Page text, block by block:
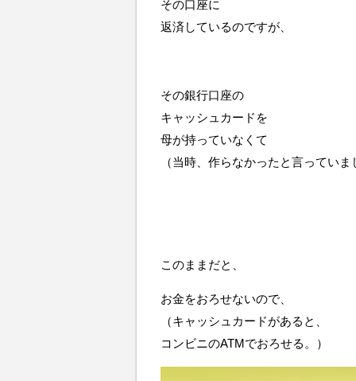
その口座に
返済しているのですが、
その銀行口座の
キャッシュカードを
母が持っていなくて
（当時、作らなかったと言っていま
このままだと、
お金をおろせないので、
（キャッシュカードがあると、
コンビニのATMでおろせる。）